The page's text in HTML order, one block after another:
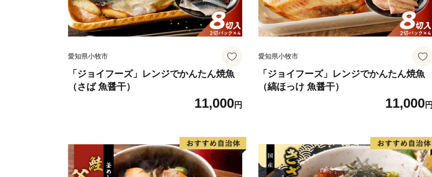
愛知県小牧市
「ジョイフーズ」レンジでかんたん焼魚
（さば 魚醤干）
11,000円
愛知県小牧市
「ジョイフーズ」レンジでかんたん焼魚
（縞ほっけ 魚醤干）
11,000円